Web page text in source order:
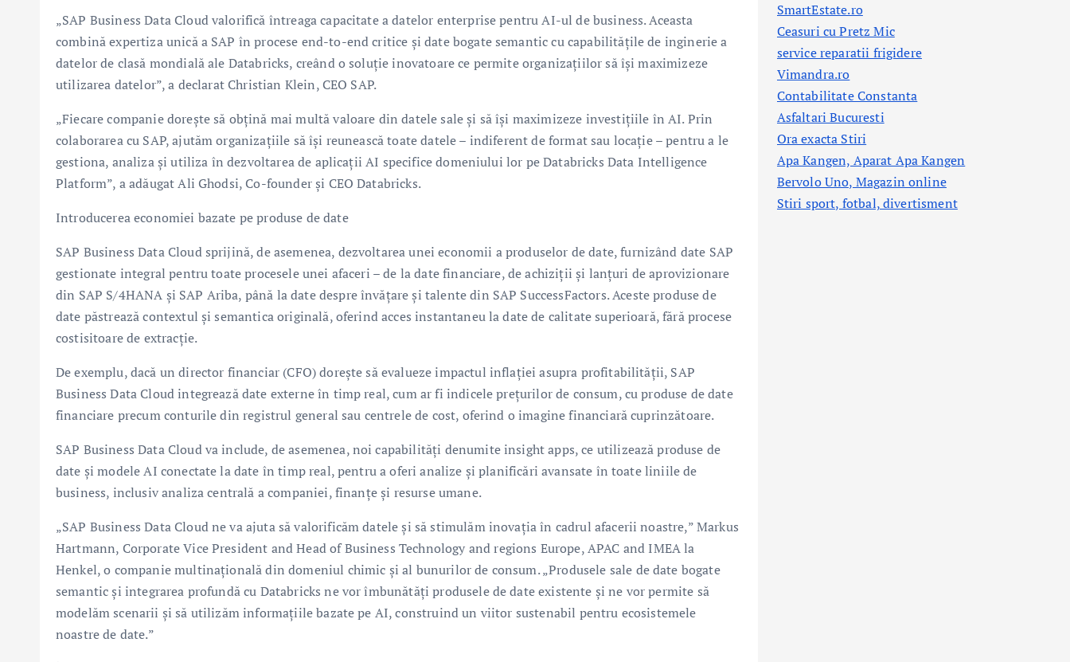
„SAP Business Data Cloud valorifică întreaga capacitate a datelor enterprise pentru AI-ul de business. Aceasta
combină expertiza unică a SAP în procese end-to-end critice și date bogate semantic cu capabilitățile de inginerie a
datelor de clasă mondială ale Databricks, creând o soluție inovatoare ce permite organizațiilor să își maximizeze
utilizarea datelor”, a declarat Christian Klein, CEO SAP.
„Fiecare companie dorește să obțină mai multă valoare din datele sale și să își maximizeze investițiile în AI. Prin
colaborarea cu SAP, ajutăm organizațiile să își reunească toate datele – indiferent de format sau locație – pentru a le
gestiona, analiza și utiliza în dezvoltarea de aplicații AI specifice domeniului lor pe Databricks Data Intelligence
Platform”, a adăugat Ali Ghodsi, Co-founder și CEO Databricks.
Introducerea economiei bazate pe produse de date
SAP Business Data Cloud sprijină, de asemenea, dezvoltarea unei economii a produselor de date, furnizând date SAP
gestionate integral pentru toate procesele unei afaceri – de la date financiare, de achiziții și lanțuri de aprovizionare
din SAP S/4HANA și SAP Ariba, până la date despre învățare și talente din SAP SuccessFactors. Aceste produse de
date păstrează contextul și semantica originală, oferind acces instantaneu la date de calitate superioară, fără procese
costisitoare de extracție.
De exemplu, dacă un director financiar (CFO) dorește să evalueze impactul inflației asupra profitabilității, SAP
Business Data Cloud integrează date externe în timp real, cum ar fi indicele prețurilor de consum, cu produse de date
financiare precum conturile din registrul general sau centrele de cost, oferind o imagine financiară cuprinzătoare.
SAP Business Data Cloud va include, de asemenea, noi capabilități denumite insight apps, ce utilizează produse de
date și modele AI conectate la date în timp real, pentru a oferi analize și planificări avansate în toate liniile de
business, inclusiv analiza centrală a companiei, finanțe și resurse umane.
„SAP Business Data Cloud ne va ajuta să valorificăm datele și să stimulăm inovația în cadrul afacerii noastre,” Markus
Hartmann, Corporate Vice President and Head of Business Technology and regions Europe, APAC and IMEA la
Henkel, o companie multinațională din domeniul chimic și al bunurilor de consum. „Produsele sale de date bogate
semantic și integrarea profundă cu Databricks ne vor îmbunătăți produsele de date existente și ne vor permite să
modelăm scenarii și să utilizăm informațiile bazate pe AI, construind un viitor sustenabil pentru ecosistemele
noastre de date.”
SmartEstate.ro
Ceasuri cu Pretz Mic
service reparatii frigidere
Vimandra.ro
Contabilitate Constanta
Asfaltari Bucuresti
Ora exacta Stiri
Apa Kangen, Aparat Apa Kangen
Bervolo Uno, Magazin online
Stiri sport, fotbal,divertisment